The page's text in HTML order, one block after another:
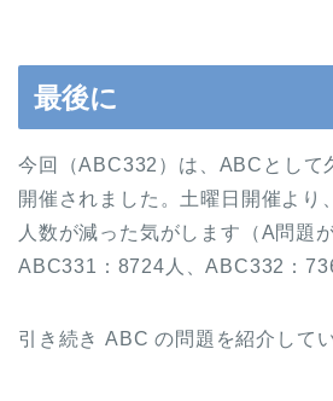
最後に
今回（ABC332）は、ABCとして
開催されました。土曜日開催より
人数が減った気がします（A問題
ABC331：8724人、ABC332：
引き続き ABC の問題を紹介して